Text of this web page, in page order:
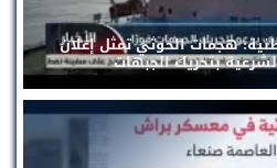
هجمات الحوثي تمثل إعلان
بتحريك الجبهات